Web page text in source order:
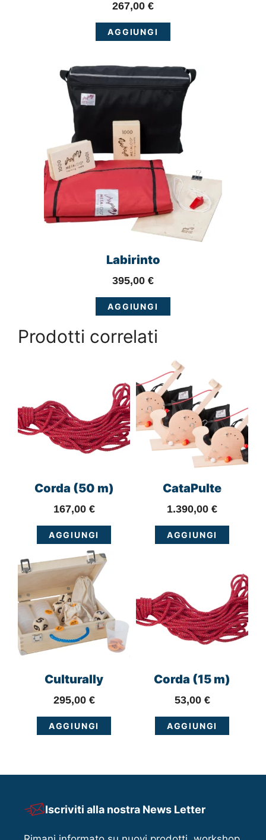
267,00 €
AGGIUNGI
Labirinto
395,00 €
AGGIUNGI
Prodotti correlati
Corda (50 m)
167,00 €
AGGIUNGI
CataPulte
1.390,00 €
AGGIUNGI
Culturally
295,00 €
AGGIUNGI
Corda (15 m)
53,00 €
AGGIUNGI
Iscriviti alla nostra News Letter